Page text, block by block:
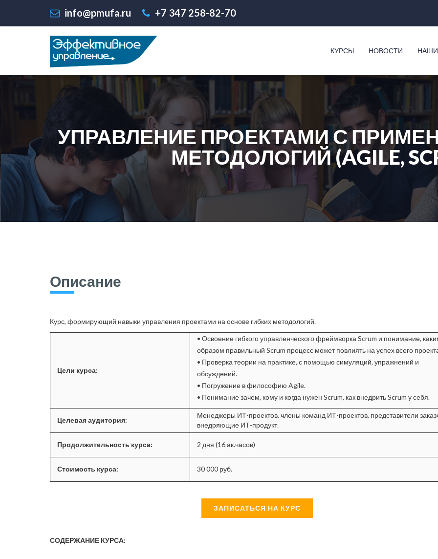
info@pmufa.ru +7 347 258-82-70
КУРСЫ НОВОСТИ
УПРАВЛЕНИЕ ПРОЕКТАМИ С
МЕТОДОЛОГИЙ (AGILE,
Описание
Курс, формирующий навыки управления проектами на основе гибких методологий.
Цели курса:
• Освоение гибкого управленческого фреймворка Scrum и понимание,
образом правильный Scrum процесс может повлиять на успех всего
• Проверка теории на практике, с помощью симуляций, упражнений и
обсуждений.
• Погружение в философию Agile.
• Понимание зачем, кому и когда нужен Scrum, как внедрить Scrum у себя.
Целевая аудитория:
Менеджеры ИТ-проектов, члены команд ИТ-проектов, представители
внедряющие ИТ-продукт.
Продолжительность курса: 2 дня (16 ак.часов)
Стоимость курса: 30 000 руб.
ЗАПИСАТЬСЯ НА КУРС
СОДЕРЖАНИЕ КУРСА: